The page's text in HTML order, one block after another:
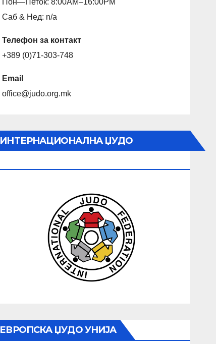
Пон—Петок: 8:00AM–16:00PM
Саб & Нед: n/a
Телефон за контакт
+389 (0)71-303-748
Email
office@judo.org.mk
ИНТЕРНАЦИОНАЛНА ЏУДО
ЕВРОПСКА ЏУДО УНИЈА